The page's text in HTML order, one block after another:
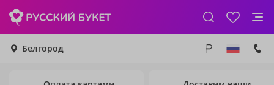
Белгород